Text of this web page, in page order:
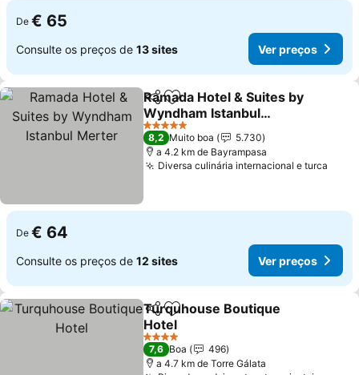
De € 65
Consulte os preços de 13 sites Ver preços
PartilharAdicionar aos favoritos
Ramada Hotel & Suites by
Wyndham Istanbul
Merter
5 Estrelas
8,2 Muito boa
5.730
a 4.2 km de Bayrampasa
Diversa culinária internacional e turca
De € 64
Consulte os preços de 12 sites Ver preços
PartilharAdicionar aos favoritos
Turquhouse Boutique
Hotel
4 Estrelas
7,6 Boa
496
a 4.7 km de Torre Gálata